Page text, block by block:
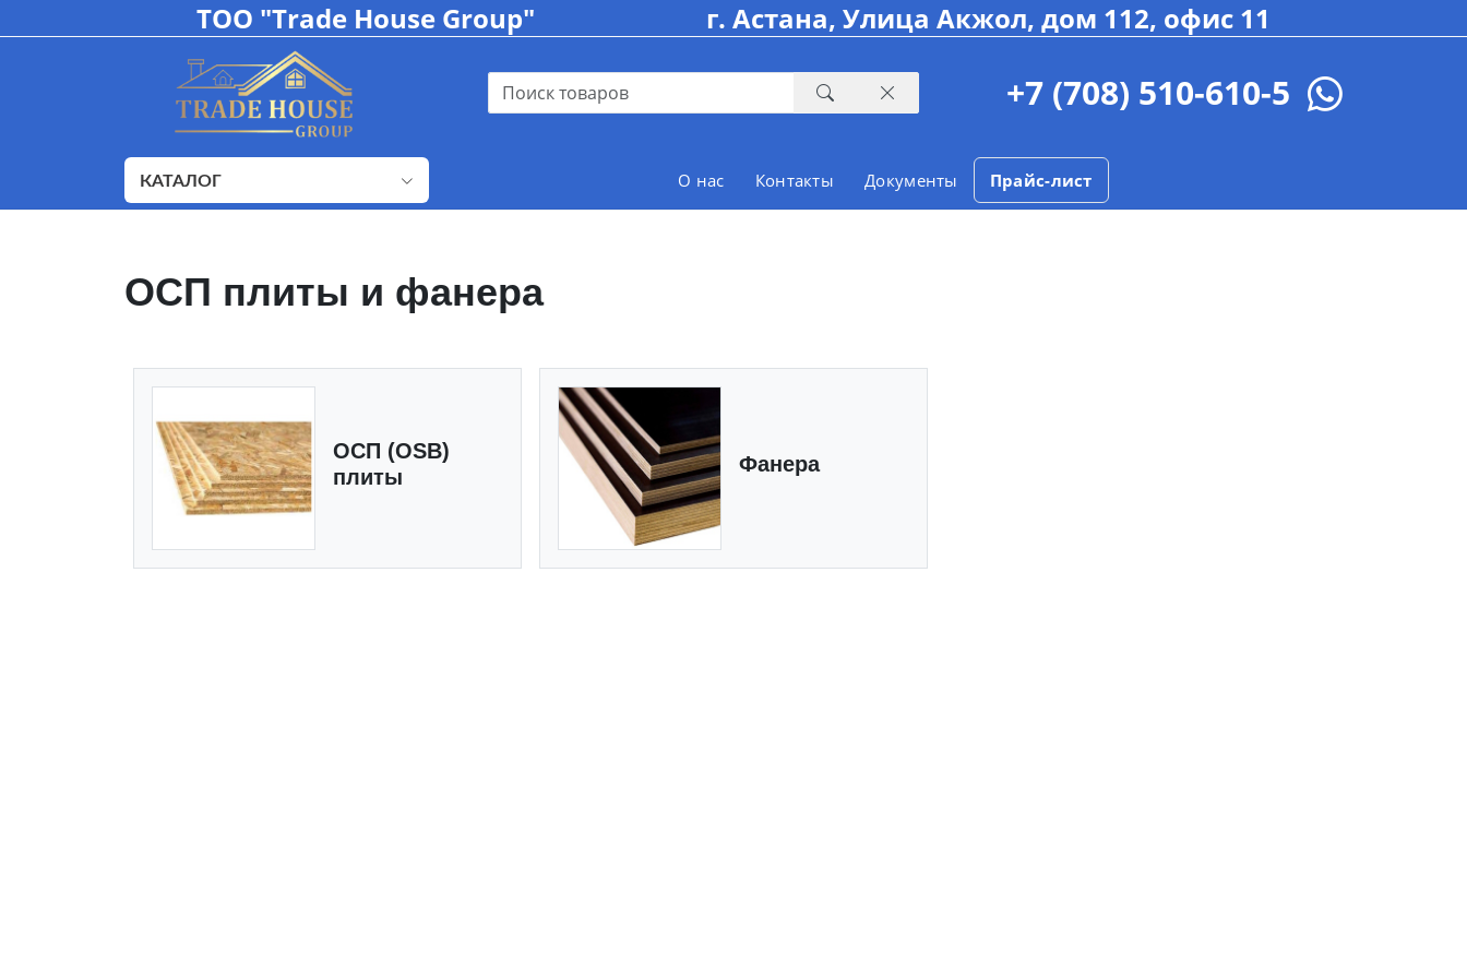
ТОО "Trade House Group" г. Астана, Улица Акжол, дом 112, офис 11
+7 (708) 510-610-5
КАТАЛОГ О нас Контакты Документы Прайс-лист
ОСП плиты и фанера
ОСП (OSB)
плиты
Фанера